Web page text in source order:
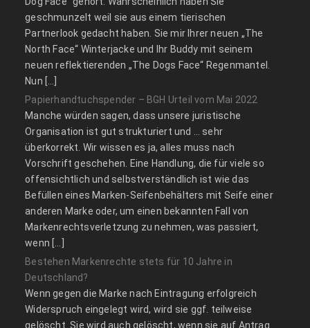
geschmunzelt weil sie aus einem tierischen
Partnerlook gedacht haben. Sie mir Ihrer neuen „The
North Face“ Winterjacke und Ihr Buddy mit seinem
neuen reflektierenden „The Dogs Face“ Regenmantel.
Nun […]
Papierhandtuchspender – BGH Urteil vom Mai 2022
Manche würden sagen, dass unsere juristische
Organisation ist gut strukturiert und … sehr
überkorrekt. Wir wissen es ja, alles muss nach
Vorschrift geschehen. Eine Handlung, die für viele so
offensichtlich und selbstverständlich ist wie das
Befüllen eines Marken-Seifenbehälters mit Seife einer
anderen Marke oder, um einen bekannten Fall von
Markenrechtsverletzung zu nehmen, was passiert,
wenn […]
Bestehen Markenrechte stets für 10 Jahre in
Deutschland?
Wenn gegen die Marke nach Eintragung erfolgreich
Widerspruch eingelegt wird, wird sie ggf. teilweise
gelöscht. Sie wird auch gelöscht, wenn sie auf Antrag